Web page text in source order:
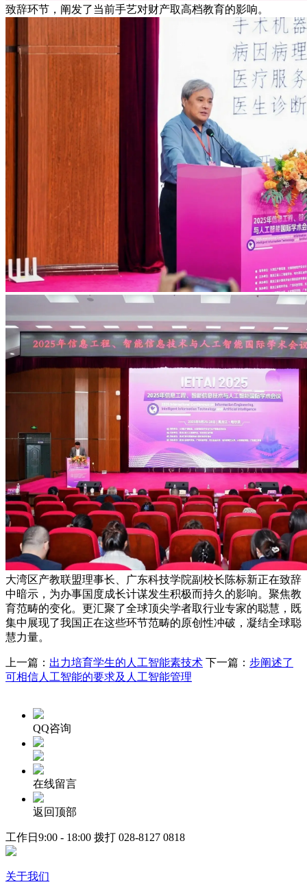
致辞环节，阐发了当前手艺对财产取高档教育的影响。
大湾区产教联盟理事长、广东科技学院副校长陈标新正在致辞
中暗示，为办事国度成长计谋发生积极而持久的影响。聚焦教
育范畴的变化。更汇聚了全球顶尖学者取行业专家的聪慧，既
集中展现了我国正在这些环节范畴的原创性冲破，凝结全球聪
慧力量。
上一篇： 出力培育学生的人工智能素技术 下一篇： 步阐述了
可相信人工智能的要求及人工智能管理
QQ咨询
在线留言
返回顶部
工作日9:00 - 18:00 拨打 028-8127 0818
关于我们